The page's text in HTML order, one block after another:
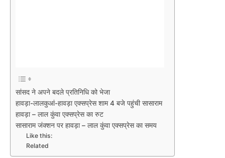
सांसद ने अपने बदले प्रतिनिधि को भेजा
हावड़ा-लालकुआं-हावड़ा एक्सप्रेस शाम 4 बजे पहुंची सासाराम
हावड़ा – लाल कुंवा एक्सप्रेस का रुट
सासाराम जंक्शन पर हावड़ा – लाल कुंवा एक्सप्रेस का समय
Like this:
Related